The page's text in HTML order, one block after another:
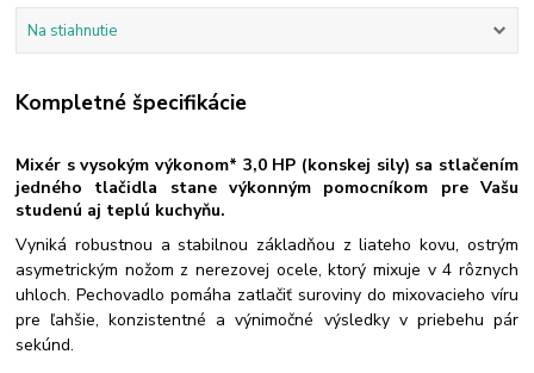
Na stiahnutie
Kompletné špecifikácie
Mixér s vysokým výkonom* 3,0 HP (konskej sily) sa stlačením
jedného tlačidla stane výkonným pomocníkom pre Vašu
studenú aj teplú kuchyňu.
Vyniká robustnou a stabilnou základňou z liateho kovu, ostrým
asymetrickým nožom z nerezovej ocele, ktorý mixuje v 4 rôznych
uhloch. Pechovadlo pomáha zatlačiť suroviny do mixovacieho víru
pre ľahšie, konzistentné a výnimočné výsledky v priebehu pár
sekúnd.